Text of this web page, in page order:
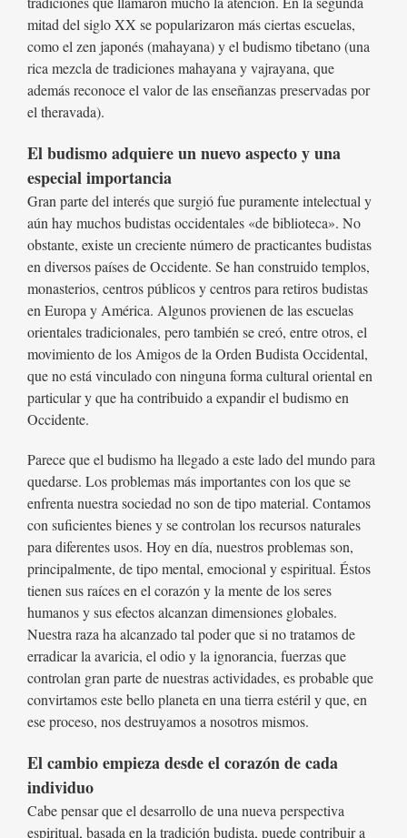
mitad del siglo XX se popularizaron más ciertas escuelas,
como el zen japonés (mahayana) y el budismo tibetano (una
rica mezcla de tradiciones mahayana y vajrayana, que
además reconoce el valor de las enseñanzas preservadas por
el theravada).
El budismo adquiere un nuevo aspecto y una
especial importancia
Gran parte del interés que surgió fue puramente intelectual y
aún hay muchos budistas occidentales «de biblioteca». No
obstante, existe un creciente número de practicantes budistas
en diversos países de Occidente. Se han construido templos,
monasterios, centros públicos y centros para retiros budistas
en Europa y América. Algunos provienen de las escuelas
orientales tradicionales, pero también se creó, entre otros, el
movimiento de los Amigos de la Orden Budista Occidental,
que no está vinculado con ninguna forma cultural oriental en
particular y que ha contribuido a expandir el budismo en
Occidente.
Parece que el budismo ha llegado a este lado del mundo para
quedarse. Los problemas más importantes con los que se
enfrenta nuestra sociedad no son de tipo material. Contamos
con suficientes bienes y se controlan los recursos naturales
para diferentes usos. Hoy en día, nuestros problemas son,
principalmente, de tipo mental, emocional y espiritual. Éstos
tienen sus raíces en el corazón y la mente de los seres
humanos y sus efectos alcanzan dimensiones globales.
Nuestra raza ha alcanzado tal poder que si no tratamos de
erradicar la avaricia, el odio y la ignorancia, fuerzas que
controlan gran parte de nuestras actividades, es probable que
convirtamos este bello planeta en una tierra estéril y que, en
ese proceso, nos destruyamos a nosotros mismos.
El cambio empieza desde el corazón de cada
individuo
Cabe pensar que el desarrollo de una nueva perspectiva
espiritual, basada en la tradición budista, puede contribuir a